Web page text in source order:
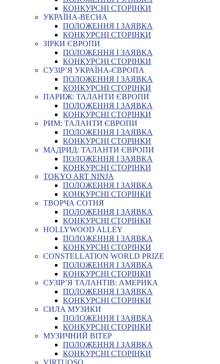
КОНКУРСНІ СТОРІНКИ
УКРАЇНА-ВЕСНА
ПОЛОЖЕННЯ І ЗАЯВКА
КОНКУРСНІ СТОРІНКИ
ЗІРКИ ЄВРОПИ
ПОЛОЖЕННЯ І ЗАЯВКА
КОНКУРСНІ СТОРІНКИ
СУЗІР’Я УКРАЇНА-ЄВРОПА
ПОЛОЖЕННЯ І ЗАЯВКА
КОНКУРСНІ СТОРІНКИ
ПАРИЖ: ТАЛАНТИ ЄВРОПИ
ПОЛОЖЕННЯ І ЗАЯВКА
КОНКУРСНІ СТОРІНКИ
РИМ: ТАЛАНТИ ЄВРОПИ
ПОЛОЖЕННЯ І ЗАЯВКА
КОНКУРСНІ СТОРІНКИ
МАДРИД: ТАЛАНТИ ЄВРОПИ
ПОЛОЖЕННЯ І ЗАЯВКА
КОНКУРСНІ СТОРІНКИ
TOKYO ART NINJA
ПОЛОЖЕННЯ І ЗАЯВКА
КОНКУРСНІ СТОРІНКИ
ТВОРЧА СОТНЯ
ПОЛОЖЕННЯ І ЗАЯВКА
КОНКУРСНІ СТОРІНКИ
HOLLYWOOD ALLEY
ПОЛОЖЕННЯ І ЗАЯВКА
КОНКУРСНІ СТОРІНКИ
CONSTELLATION WORLD PRIZE
ПОЛОЖЕННЯ І ЗАЯВКА
КОНКУРСНІ СТОРІНКИ
СУЗІР’Я ТАЛАНТІВ: АМЕРИКА
ПОЛОЖЕННЯ І ЗАЯВКА
КОНКУРСНІ СТОРІНКИ
СИЛА МУЗИКИ
ПОЛОЖЕННЯ І ЗАЯВКА
КОНКУРСНІ СТОРІНКИ
МУЗИЧНИЙ ВІТЕР
ПОЛОЖЕННЯ І ЗАЯВКА
КОНКУРСНІ СТОРІНКИ
VIRTUOSO